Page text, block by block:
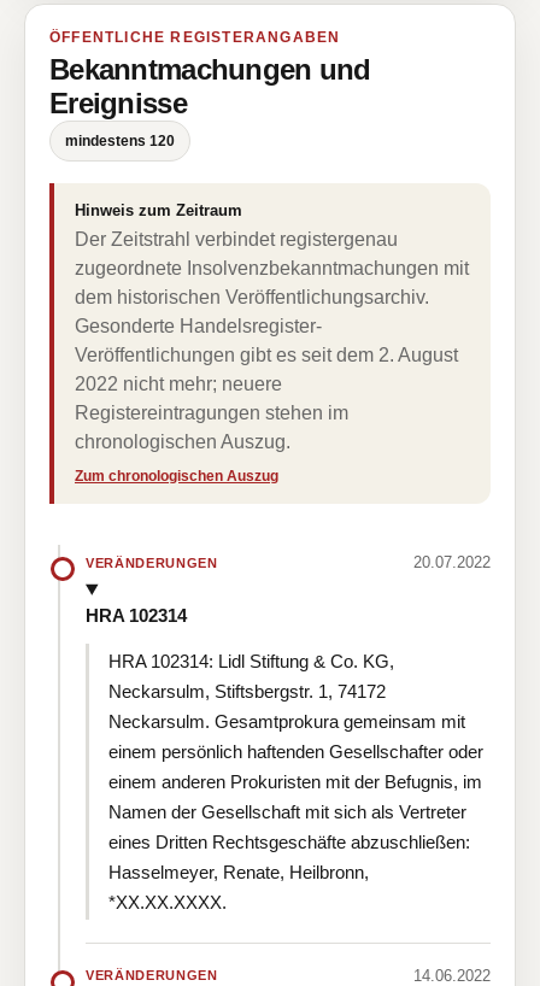
ÖFFENTLICHE REGISTERANGABEN
Bekanntmachungen und
Ereignisse
mindestens 120
Hinweis zum Zeitraum
Der Zeitstrahl verbindet registergenau
zugeordnete Insolvenzbekanntmachungen mit
dem historischen Veröffentlichungsarchiv.
Gesonderte Handelsregister-
Veröffentlichungen gibt es seit dem 2. August
2022 nicht mehr; neuere
Registereintragungen stehen im
chronologischen Auszug.
Zum chronologischen Auszug
VERÄNDERUNGEN 20.07.2022
HRA 102314
HRA 102314: Lidl Stiftung & Co. KG,
Neckarsulm, Stiftsbergstr. 1, 74172
Neckarsulm. Gesamtprokura gemeinsam mit
einem persönlich haftenden Gesellschafter oder
einem anderen Prokuristen mit der Befugnis, im
Namen der Gesellschaft mit sich als Vertreter
eines Dritten Rechtsgeschäfte abzuschließen:
Hasselmeyer, Renate, Heilbronn,
*XX.XX.XXXX.
VERÄNDERUNGEN 14.06.2022